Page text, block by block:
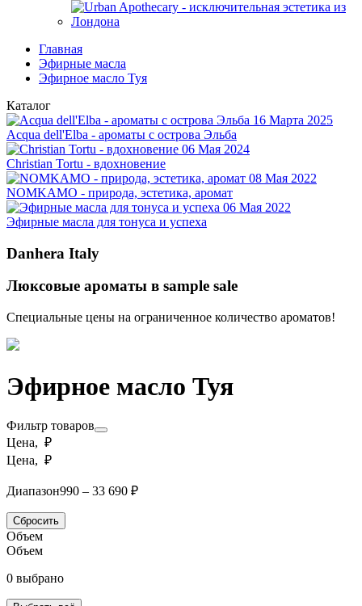
Главная
Эфирные масла
Эфирное масло Туя
Каталог
16 Марта 2025
Acqua dell'Elba - ароматы с острова Эльба
06 Мая 2024
Christian Tortu - вдохновение
08 Мая 2022
NOMKAMO - природа, эстетика, аромат
06 Мая 2022
Эфирные масла для тонуса и успеха
Danhera Italy
Люксовые ароматы в sample sale
Специальные цены на ограниченное количество ароматов!
Эфирное масло Туя
Фильтр товаров
Цена, ₽
Цена, ₽
Диапазон990 – 33 690 ₽
Сбросить
Объем
Объем
0 выбрано